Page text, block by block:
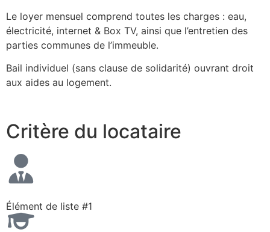
Le loyer mensuel comprend toutes les charges : eau,
électricité, internet & Box TV, ainsi que l’entretien des
parties communes de l’immeuble.
Bail individuel (sans clause de solidarité) ouvrant droit
aux aides au logement.
Critère du locataire
Élément de liste #1